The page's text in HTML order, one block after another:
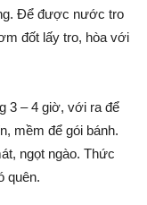
Để được nước tro
đốt lấy tro, hòa với
3 – 4 giờ, với ra để
mềm để gói bánh.
ngọt ngào. Thức
quên.